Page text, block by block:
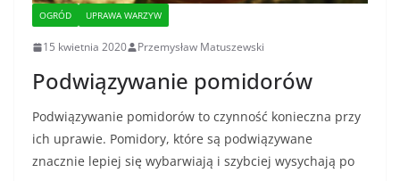
OGRÓD UPRAWA WARZYW
15 kwietnia 2020 Przemysław Matuszewski
Podwiązywanie pomidorów
Podwiązywanie pomidorów to czynność konieczna przy
ich uprawie. Pomidory, które są podwiązywane
znacznie lepiej się wybarwiają i szybciej wysychają po